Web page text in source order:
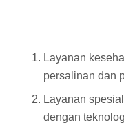
Layanan
persalinan dan
Layanan
dengan